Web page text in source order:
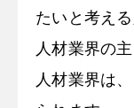
たいと考え
人材業界の
人材業界は